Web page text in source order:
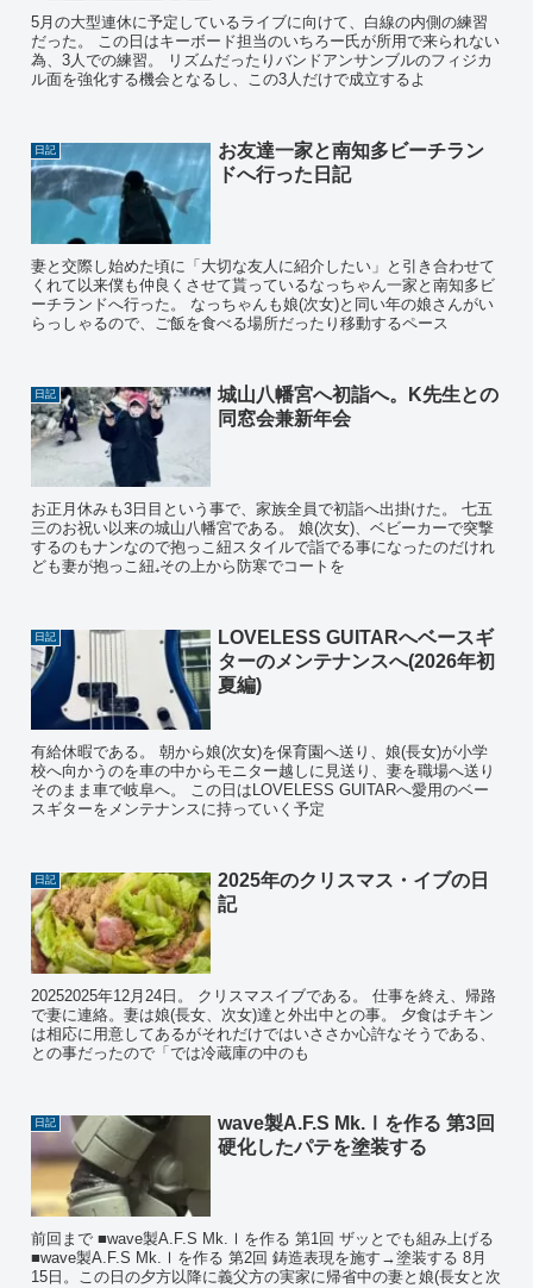
5月の大型連休に予定しているライブに向けて、白線の内側の練習
だった。 この日はキーボード担当のいちろー氏が所用で来られない
為、3人での練習。 リズムだったりバンドアンサンブルのフィジカ
ル面を強化する機会となるし、この3人だけで成立するよ
日記
お友達一家と南知多ビーチラン
ドへ行った日記
妻と交際し始めた頃に「大切な友人に紹介したい」と引き合わせて
くれて以来僕も仲良くさせて貰っているなっちゃん一家と南知多ビ
ーチランドへ行った。 なっちゃんも娘(次女)と同い年の娘さんがい
らっしゃるので、ご飯を食べる場所だったり移動するペース
日記
城山八幡宮へ初詣へ。K先生との
同窓会兼新年会
お正月休みも3日目という事で、家族全員で初詣へ出掛けた。 七五
三のお祝い以来の城山八幡宮である。 娘(次女)、ベビーカーで突撃
するのもナンなので抱っこ紐スタイルで詣でる事になったのだけれ
ども妻が抱っこ紐₊その上から防寒でコートを
日記
LOVELESS GUITARへベースギ
ターのメンテナンスへ(2026年初
夏編)
有給休暇である。 朝から娘(次女)を保育園へ送り、娘(長女)が小学
校へ向かうのを車の中からモニター越しに見送り、妻を職場へ送り
そのまま車で岐阜へ。 この日はLOVELESS GUITARへ愛用のベー
スギターをメンテナンスに持っていく予定
日記
2025年のクリスマス・イブの日
記
20252025年12月24日。 クリスマスイブである。 仕事を終え、帰路
で妻に連絡。妻は娘(長女、次女)達と外出中との事。 夕食はチキン
は相応に用意してあるがそれだけではいささか心許なそうである、
との事だったので「では冷蔵庫の中のも
日記
wave製A.F.S Mk.Ⅰを作る 第3回
硬化したパテを塗装する
前回まで ■wave製A.F.S Mk.Ⅰを作る 第1回 ザッとでも組み上げる
■wave製A.F.S Mk.Ⅰを作る 第2回 鋳造表現を施す→塗装する 8月
15日。この日の夕方以降に義父方の実家に帰省中の妻と娘(長女と次